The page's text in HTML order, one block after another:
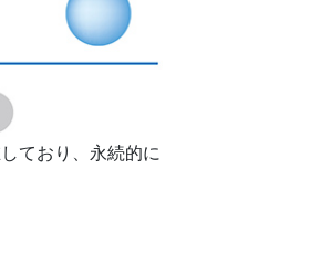
ており、永続的に